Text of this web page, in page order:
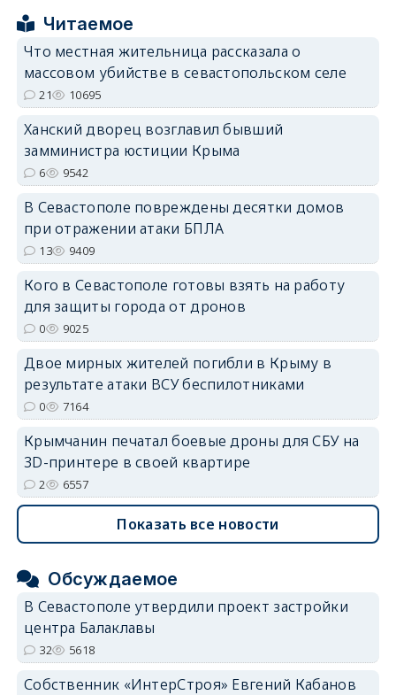
Читаемое
Что местная жительница рассказала о
массовом убийстве в севастопольском селе
21 10695
Ханский дворец возглавил бывший
замминистра юстиции Крыма
6 9542
В Севастополе повреждены десятки домов
при отражении атаки БПЛА
13 9409
Кого в Севастополе готовы взять на работу
для защиты города от дронов
0 9025
Двое мирных жителей погибли в Крыму в
результате атаки ВСУ беспилотниками
0 7164
Крымчанин печатал боевые дроны для СБУ на
3D-принтере в своей квартире
2 6557
Показать все новости
Обсуждаемое
В Севастополе утвердили проект застройки
центра Балаклавы
32 5618
Собственник «ИнтерСтроя» Евгений Кабанов